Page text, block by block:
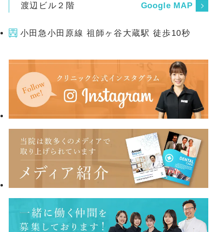
副作用がなく、手軽に使用できるのが歯科
リント）です。 上下の歯に装着する専用の
状態に固定してお作りします。これによ
り、寝ている間に気道（喉の奥）が広が
り、いびきや無呼吸を軽減する効果があり
ます。 大掛かりな機械が不要なため、出張
や旅行に行く機会が多い方にも非常に適し
ています。 保険適用でマウスピースをお作
りできます スリープスプリント（マウスピ
ース）は、呼吸器内科、循環器内科、耳鼻
咽喉科、睡眠外来などの医科のドクターか
らの紹介状（情報提供書）があれば、健康
す。 「単なるいびきだと思って医科を受診
したら、実は無呼吸症候群だった」という
渡辺ビル２階
Google MAP
小田急小田原線 祖師ヶ谷大蔵駅 徒歩10秒